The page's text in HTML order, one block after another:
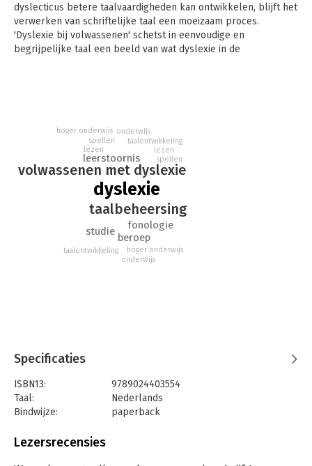
dyslecticus betere taalvaardigheden kan ontwikkelen, blijft het
verwerken van schriftelijke taal een moeizaam proces.
'Dyslexie bij volwassenen' schetst in eenvoudige en
begrijpelijke taal een beeld van wat dyslexie in de
dat je geen goede zinnen kunt schrijven in je verslagen?
Waarom krijg je hoofdpijn bij het studeren? Waarom kun je niet
Dyslectische volwassenen en zeker ook coaches, docenten en
andere begeleiders vinden in dit compacte boek antwoorden
op de vele vragen die ze hebben.
dyslexie
taalbeheersing
volwassenen met dyslexie
leerstoornis
fonologie
beroep
studie
lezen
spellen
onderwijs
taalontwikkeling
hoger onderwijs
lezen
spellen
onderwijs
taalontwikkeling
hoger onderwijs
Specificaties
ISBN13:
9789024403554
Taal:
Nederlands
Bindwijze:
paperback
Uitgever:
Lezersrecensies